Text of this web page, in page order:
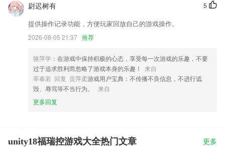
5
尉迟树有
提供操作记录功能，方便玩家回放自己的游戏操作。
2026-08-05 21:37 推荐
骆萍学 ：在游戏中保持积极的心态，享受每一次游戏的乐趣，不要
过于追求胜利而忽略了游戏本身的乐趣！
来自
莘泰若 回复 贡萍柔游戏用户宝典：不传播不良信息，不进行诋
毁、辱骂等不当行为。
来自
更多回复
unity18福瑞控游戏大全热门文章 更多